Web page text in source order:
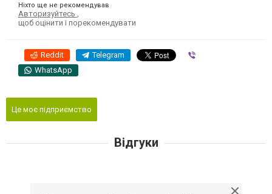
Ніхто ще не рекомендував
Авторизуйтесь
щоб оцінити і порекомендувати
Reddit Telegram
WhatsApp
Це моє підприємство
Відгуки